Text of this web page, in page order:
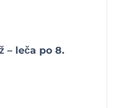
– leča po 8.